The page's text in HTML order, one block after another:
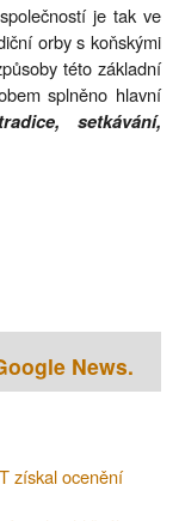
je tak ve
orby s koňskými
této základní
splněno hlavní
setkávání,
News.
získal ocenění